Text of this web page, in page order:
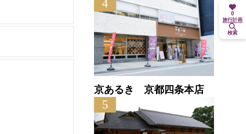
4
京あるき 京都四条本店
5
0
旅行計画
検索